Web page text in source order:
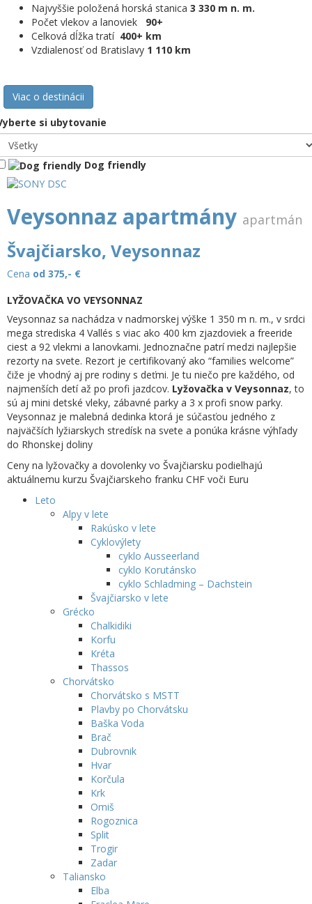
Najvyššie položená horská stanica 3 330 m n. m.
Počet vlekov a lanoviek
90+
Celková dĺžka tratí 400+ km
Vzdialenosť od Bratislavy 1 110 km
Viac o destinácii
si ubytovanie
Dog friendly
Veysonnaz apartmány apartmán
Švajčiarsko, Veysonnaz
Cena od 375,- €
LYŽOVAČKA VO VEYSONNAZ
Veysonnaz sa nachádza v nadmorskej výške 1 350 m n. m., v srdci
mega strediska 4 Vallés s viac ako 400 km zjazdoviek a freeride
ciest a 92 vlekmi a lanovkami. Jednoznačne patrí medzi najlepšie
rezorty na svete. Rezort je certifikovaný ako “families welcome”
čiže je vhodný aj pre rodiny s deťmi. Je tu niečo pre každého, od
najmenších detí až po profi jazdcov. Lyžovačka v Veysonnaz, to
sú aj mini detské vleky, zábavné parky a 3 x profi snow parky.
Veysonnaz je malebná dedinka ktorá je súčasťou jedného z
najväčších lyžiarskych stredísk na svete a ponúka krásne výhľady
do Rhonskej doliny
Ceny na lyžovačky a dovolenky vo Švajčiarsku podielhajú
aktuálnemu kurzu Švajčiarskeho franku CHF voči Euru
Leto
Alpy v lete
Rakúsko v lete
Cyklovýlety
cyklo Ausseerland
cyklo Korutánsko
cyklo Schladming – Dachstein
Švajčiarsko v lete
Grécko
Chalkidiki
Korfu
Kréta
Thassos
Chorvátsko
Chorvátsko s MSTT
Plavby po Chorvátsku
Baška Voda
Brač
Dubrovnik
Hvar
Korčula
Krk
Omiš
Rogoznica
Split
Trogir
Zadar
Taliansko
Elba